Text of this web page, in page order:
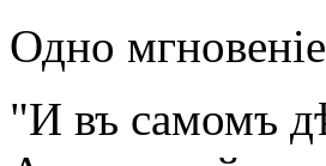
Одно
"И въ самомъ